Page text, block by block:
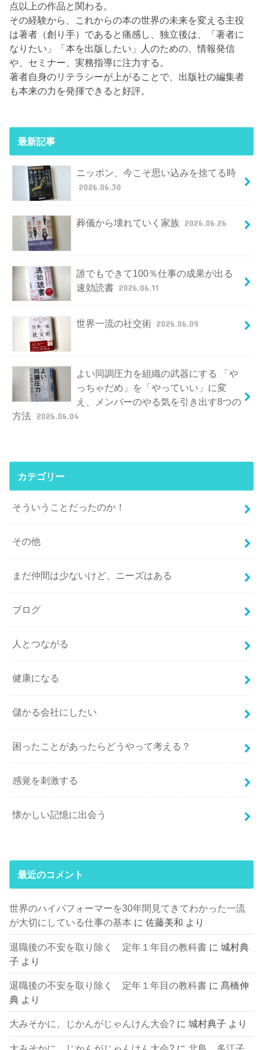
点以上の作品と関わる。
その経験から、これからの本の世界の未来を変える主役
は著者（創り手）であると痛感し、独立後は、「著者に
なりたい」「本を出版したい」人のための、情報発信
や、セミナー、実務指導に注力する。
著者自身のリテラシーが上がることで、出版社の編集者
も本来の力を発揮できると好評。
最新記事
ニッポン、今こそ思い込みを捨てる時
2026.06.30
葬儀から壊れていく家族 2026.06.26
誰でもできて100％仕事の成果が出る
速効読書 2026.06.11
世界一流の社交術 2026.06.09
よい同調圧力を組織の武器にする 「や
っちゃだめ」を「やっていい」に変
え、メンバーのやる気を引き出す8つの
方法 2026.06.04
カテゴリー
そういうことだったのか！
その他
まだ仲間は少ないけど、ニーズはある
ブログ
人とつながる
健康になる
儲かる会社にしたい
困ったことがあったらどうやって考える？
感覚を刺激する
懐かしい記憶に出会う
最近のコメント
世界のハイパフォーマーを30年間見てきてわかった一流
が大切にしている仕事の基本 に佐藤美和 より
退職後の不安を取り除く 定年１年目の教科書 に城村典
子 より
退職後の不安を取り除く 定年１年目の教科書 に髙橋伸
典 より
大みそかに、じかんがじゃんけん大会? に城村典子 より